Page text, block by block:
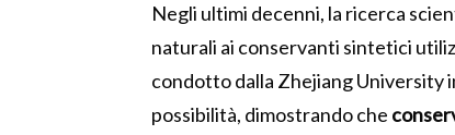
Negli ultimi decenni, la ricerca
naturali ai conservanti sintetici
condotto dalla Zhejiang University
possibilità, dimostrando che